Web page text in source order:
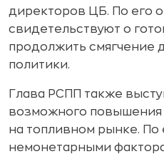
директоров ЦБ. По его
свидетельствуют о
продолжить смягчение
политики.
Глава РСПП также
возможного повышения
на топливном рынке. По
немонетарными